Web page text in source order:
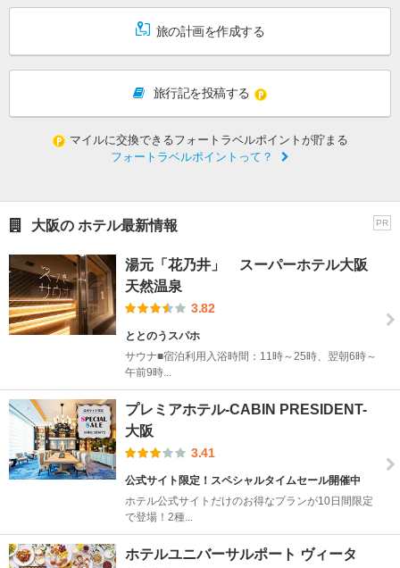
旅の計画を作成する
旅行記を投稿する
マイルに交換できるフォートラベルポイントが貯まる
フォートラベルポイントって？
PR
大阪の ホテル最新情報
湯元「花乃井」 スーパーホテル大阪
天然温泉
3.82
ととのうスパホ
サウナ■宿泊利用入浴時間：11時～25時、翌朝6時～
午前9時...
プレミアホテル-CABIN PRESIDENT-
大阪
3.41
公式サイト限定！スペシャルタイムセール開催中
ホテル公式サイトだけのお得なプランが10日間限定
で登場！2種...
ホテルユニバーサルポート ヴィータ